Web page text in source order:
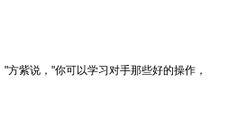
方紫说，"你可以学习对手那些好的操作，